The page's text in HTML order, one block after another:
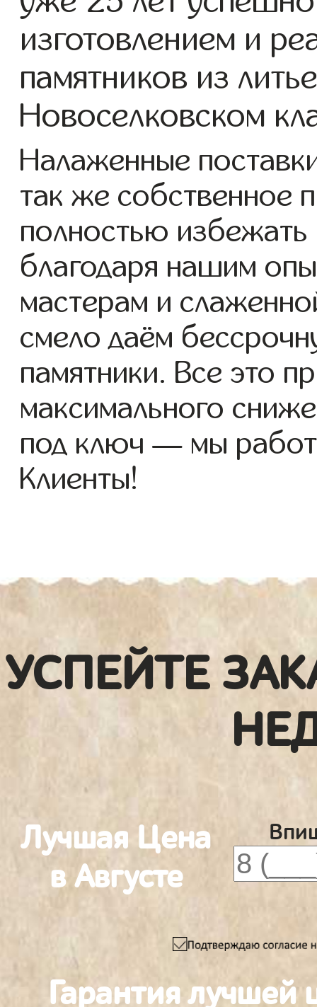
изготовлением и
памятников из
Новоселковском
Налаженные
так же собственное
полностью
благодаря нашим
мастерам и
смело даём
памятники. Все это
максимального
под ключ — мы
Клиенты!
УСПЕЙТЕ
Лучшая Цена
в Августе
Гарантия лучшей